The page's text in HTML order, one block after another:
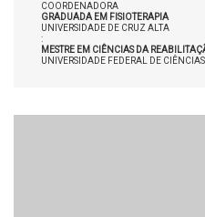
COORDENADORA
GRADUADA EM FISIOTERAPIA
UNIVERSIDADE DE CRUZ ALTA
:
MESTRE EM CIÊNCIAS DA
UNIVERSIDADE FEDERAL DE